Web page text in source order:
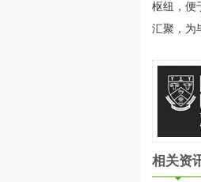
枢纽，便
汇聚，为
相关资